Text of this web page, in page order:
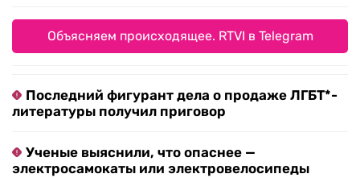
Объясняем происходящее. RTVI в Telegram
Последний фигурант дела о продаже ЛГБТ*-
литературы получил приговор
Ученые выяснили, что опаснее —
электросамокаты или электровелосипеды